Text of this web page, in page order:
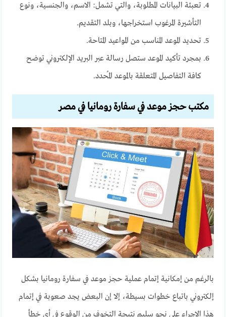
تعبئة البيانات المطلوبة، والتي تشمل: الاسم، والجنسية، ونوع
التأشيرة المرغوب استخراجها، وبلد التقديم.
تحديد الموعد المناسب من المواعيد المتاحة.
بمجرد تأكيد الموعد ستصل رسالة عبر البريد الإلكتروني توضح
كافة التفاصيل المتعلقة بالموعد المُحدد.
مكتب حجز موعد في سفارة رومانيا في مصر
بالرغم من إمكانية إتمام عملية حجز موعد في سفارة رومانيا بشكل
إلكتروني باتباع خطوات بسيطة، إلا إن البعض يجد صعوبة في إتمام
هذا الإجراء على نحو سليم نتيجة التخوف من الوقوع في أي خطأ